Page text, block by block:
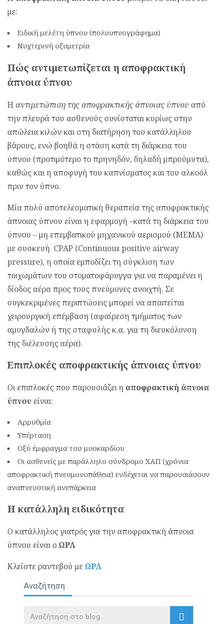
με:
Ειδική μελέτη ύπνου (πολυυπνογράφημα)
Νυχτερινή οξυμετρία
Πώς αντιμετωπίζεται η αποφρακτική
άπνοια ύπνου
Η αντιμετώπιση της αποφρακτικής άπνοιας ύπνου από
την πλευρά του ασθενούς συνίσταται κυρίως στην
απώλεια κιλών και στη διατήρηση του κατάλληλου
βάρους, ενώ βοηθά η στάση κατά τη διάρκεια του
ύπνου (προτιμότερο το πρηνηδόν, δηλαδή μπρούμυτα),
καθώς και η αποφυγή του καπνίσματος και του αλκοόλ
πριν τον ύπνο.
Μία πολύ αποτελεσματική θεραπεία της αποφρακτικής
άπνοιας ύπνου είναι η εφαρμογή –κατά τη διάρκεια του
ύπνου – μη επεμβατικού μηχανικού αερισμού (ΜΕΜΑ)
με συσκευή CPAP (Continuous positive airway
pressure), η οποία εμποδίζει τη σύγκλιση των
τοιχωμάτων του στοματοφάρυγγα για να παραμένει η
δίοδος αέρα προς τους πνεύμονες ανοιχτή. Σε
συγκεκριμένες περιπτώσεις μπορεί να απαιτείται
χειρουργική επέμβαση (αφαίρεση τμήματος των
αμυγδαλών ή της σταφυλής κ.α. για τη διευκόλυνση
της διέλευσης αέρα).
Επιπλοκές αποφρακτικής άπνοιας ύπνου
Οι επιπλοκές που παρουσιάζει η αποφρακτική άπνοια
ύπνου είναι:
Αρρυθμία
Υπέρταση
Οξύ έμφραγμα του μυοκαρδίου
Οι ασθενείς με παράλληλο σύνδρομο ΧΑΠ (χρόνια
αποφρακτική πνευμονοπάθεια) ενδέχεται να παρουσιάσουν
αναπνευστική ανεπάρκεια
Η κατάλληλη ειδικότητα
Ο κατάλληλος γιατρός για την αποφρακτική άπνοια
ύπνου είναι ο ΩΡΛ
Κλείστε ραντεβού με ΩΡΛ
Αναζήτηση
Search